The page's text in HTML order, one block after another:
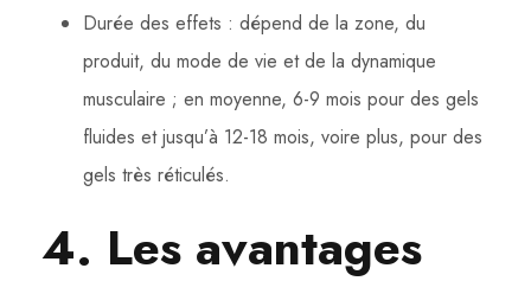
Durée des effets : dépend de la zone, du
produit, du mode de vie et de la dynamique
musculaire ; en moyenne, 6-9 mois pour des gels
fluides et jusqu’à 12-18 mois, voire plus, pour des
gels très réticulés.
4. Les avantages